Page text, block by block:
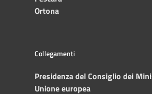
Ortona
Collegamenti
Presidenza del Consiglio dei
Unione europea